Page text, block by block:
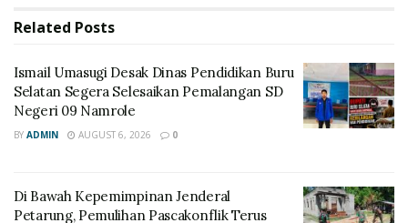
Related Posts
Ismail Umasugi Desak Dinas Pendidikan Buru
Selatan Segera Selesaikan Pemalangan SD
Negeri 09 Namrole
BY ADMIN AUGUST 6, 2026 0
Di Bawah Kepemimpinan Jenderal
Petarung, Pemulihan Pascakonflik Terus